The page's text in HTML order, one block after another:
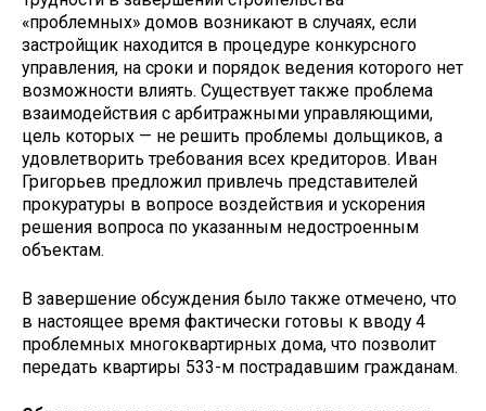
«проблемных» домов возникают в случаях, если
застройщик находится в процедуре конкурсного
управления, на сроки и порядок ведения которого нет
возможности влиять. Существует также проблема
взаимодействия с арбитражными управляющими,
цель которых — не решить проблемы дольщиков, а
удовлетворить требования всех кредиторов. Иван
Григорьев предложил привлечь представителей
прокуратуры в вопросе воздействия и ускорения
решения вопроса по указанным недостроенным
объектам.
В завершение обсуждения было также отмечено, что
в настоящее время фактически готовы к вводу 4
проблемных многоквартирных дома, что позволит
передать квартиры 533-м пострадавшим гражданам.